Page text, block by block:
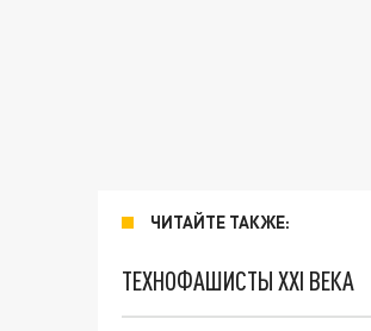
ЧИТАЙТЕ ТАКЖЕ:
ТЕХНОФАШИСТЫ XXI ВЕКА